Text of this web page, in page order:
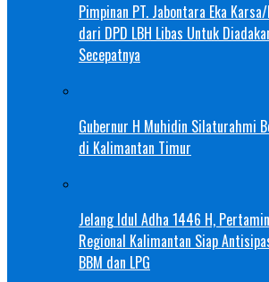
Pimpinan PT. Jabontara Eka
dari DPD LBH Libas Untuk
Secepatnya
Gubernur H Muhidin Silaturahmi
di Kalimantan Timur
Jelang Idul Adha 1446 H,
Regional Kalimantan Siap
BBM dan LPG